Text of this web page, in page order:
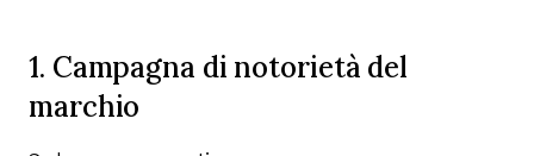
1. Campagna di notorietà del
marchio